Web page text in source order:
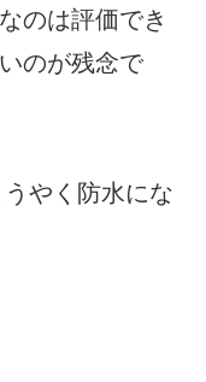
のは評価でき
のが残念で
やく防水にな